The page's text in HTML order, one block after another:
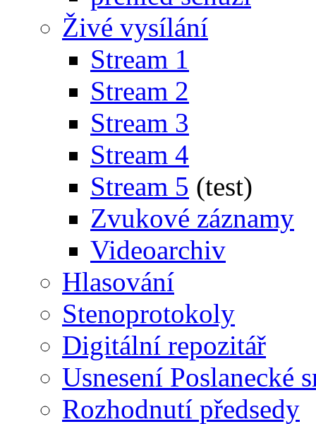
Živé vysílání
Stream 1
Stream 2
Stream 3
Stream 4
Stream 5 (test)
Zvukové záznamy
Videoarchiv
Hlasování
Stenoprotokoly
Digitální repozitář
Usnesení Poslanecké
Rozhodnutí předsedy